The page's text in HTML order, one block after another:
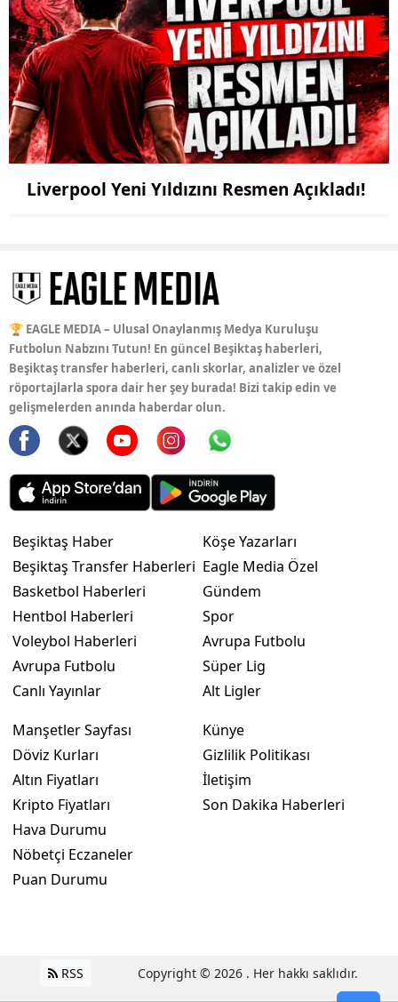
Liverpool Yeni Yıldızını Resmen Açıkladı!
🏆 EAGLE MEDIA – Ulusal Onaylanmış Medya Kuruluşu
Futbolun Nabzını Tutun! En güncel Beşiktaş haberleri,
Beşiktaş transfer haberleri, canlı skorlar, analizler ve özel
röportajlarla spora dair her şey burada! Bizi takip edin ve
gelişmelerden anında haberdar olun.
Beşiktaş Haber
Beşiktaş Transfer Haberleri
Basketbol Haberleri
Hentbol Haberleri
Voleybol Haberleri
Avrupa Futbolu
Canlı Yayınlar
Köşe Yazarları
Eagle Media Özel
Gündem
Spor
Avrupa Futbolu
Süper Lig
Alt Ligler
Manşetler Sayfası
Döviz Kurları
Altın Fiyatları
Kripto Fiyatları
Hava Durumu
Nöbetçi Eczaneler
Puan Durumu
Künye
Gizlilik Politikası
İletişim
Son Dakika Haberleri
RSS Copyright © 2026 . Her hakkı saklıdır.